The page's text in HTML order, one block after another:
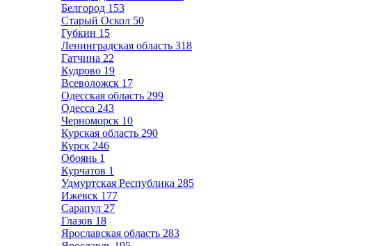
Белгород 153
Старый Оскол 50
Губкин 15
Ленинградская область 318
Гатчина 22
Кудрово 19
Всеволожск 17
Одесская область 299
Одесса 243
Черноморск 10
Курская область 290
Курск 246
Обоянь 1
Курчатов 1
Удмуртская Республика 285
Ижевск 177
Сарапул 27
Глазов 18
Ярославская область 283